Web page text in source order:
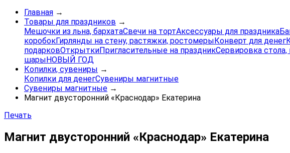
Главная →
Товары для праздников →
Мешочки из льна, бархатаСвечи на тортАксессуары для праздника
коробокГирлянды на стену, растяжки, ростомерыКонверт для денег
подарковОткрыткиПригласительные на праздникСервировка стола,
шарыНОВЫЙ ГОД
Копилки, сувениры →
Копилки для денегСувениры магнитные
Сувениры магнитные →
Магнит двусторонний «Краснодар» Екатерина
Печать
Магнит двусторонний «Краснодар» Екатерина